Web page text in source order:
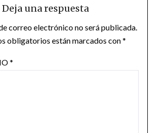
Deja una respuesta
correo electrónico no será publicada.
obligatorios están marcados con*
*